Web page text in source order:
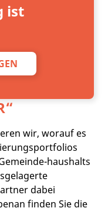
ist
“
wir, worauf es
haushalts
dabei
finden Sie die